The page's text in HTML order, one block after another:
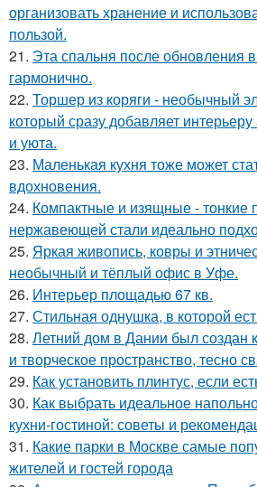
организовать хранение и
пользой.
21. Эта спальня после обновления
гармонично.
22. Торшер из коряги - необычный
который сразу добавляет
и уюта.
23. Маленькая кухня тоже может
вдохновения.
24. Компактные и изящные - тонкие
нержавеющей стали идеально
25. Яркая живопись, ковры и
необычный и тёплый офис в Уфе.
26. Интерьер площадью 67 кв.
27. Стильная однушка, в которой
28. Летний дом в Дании был создан
и творческое пространство, тесно
29. Как установить плинтус, если
30. Как выбрать идеальное
кухни-гостиной: советы и
31. Какие парки в Москве самые
жителей и гостей города